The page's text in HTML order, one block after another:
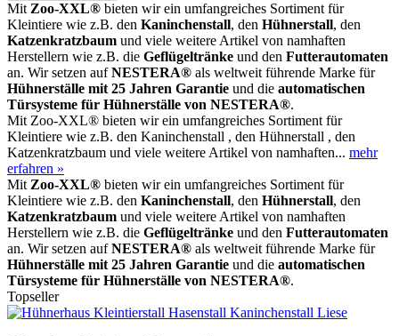
Mit Zoo-XXL® bieten wir ein umfangreiches Sortiment für
Kleintiere wie z.B. den Kaninchenstall, den Hühnerstall, den
Katzenkratzbaum und viele weitere Artikel von namhaften
Herstellern wie z.B. die Geflügeltränke und den Futterautomaten
an. Wir setzen aufNESTERA® als weltweit führende Marke für
Hühnerställe mit 25 Jahren Garantie und die automatischen
Türsysteme für Hühnerställe von NESTERA®.
Mit Zoo-XXL® bieten wir ein umfangreiches Sortiment für
Kleintiere wie z.B. den Kaninchenstall , den Hühnerstall , den
Katzenkratzbaum und viele weitere Artikel von namhaften... mehr
erfahren »
Mit Zoo-XXL® bieten wir ein umfangreiches Sortiment für
Kleintiere wie z.B. den Kaninchenstall, den Hühnerstall, den
Katzenkratzbaum und viele weitere Artikel von namhaften
Herstellern wie z.B. die Geflügeltränke und den Futterautomaten
an. Wir setzen aufNESTERA® als weltweit führende Marke für
Hühnerställe mit 25 Jahren Garantie und die automatischen
Türsysteme für Hühnerställe von NESTERA®.
Topseller